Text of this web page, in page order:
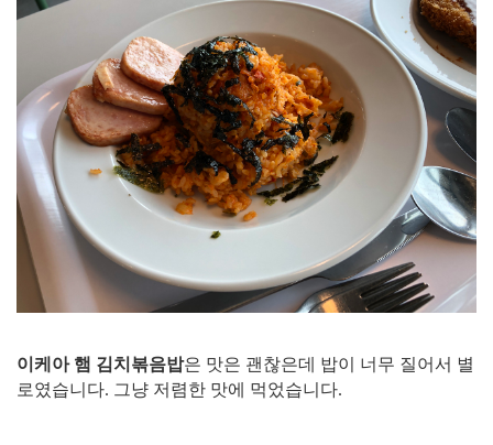
이케아 햄 김치볶음밥은 맛은 괜찮은데 밥이 너무 질어서 별
로였습니다. 그냥 저렴한 맛에 먹었습니다.